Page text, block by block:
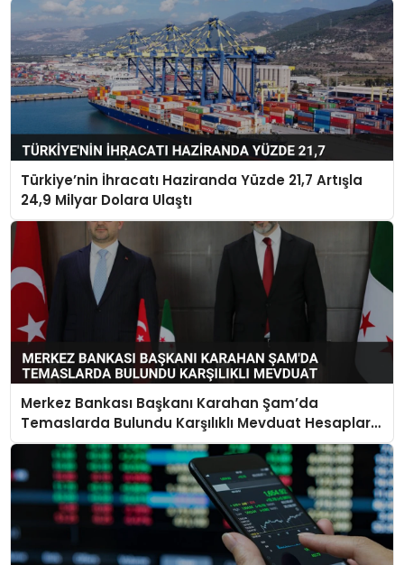
Türkiye’nin İhracatı Haziranda Yüzde 21,7 Artışla
24,9 Milyar Dolara Ulaştı
Merkez Bankası Başkanı Karahan Şam’da
Temaslarda Bulundu Karşılıklı Mevduat Hesapları
Açılacak